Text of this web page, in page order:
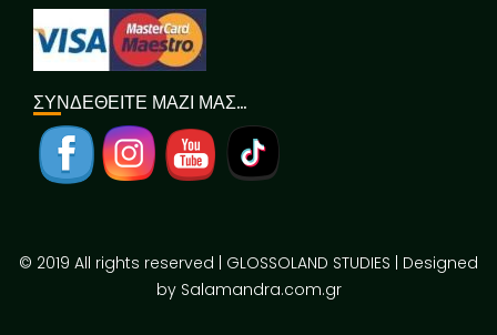
ΣΥΝΔΕΘΕΙΤΕ ΜΑΖΙ ΜΑΣ…
© 2019 All rights reserved | GLOSSOLAND STUDIES | Designed
by Salamandra.com.gr